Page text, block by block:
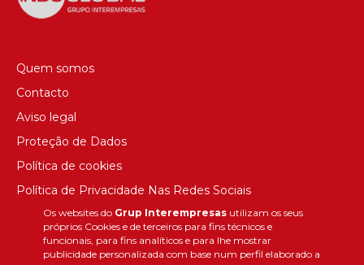
Os websites do Grup Interempresasutilizam os seus
próprios Cookies e de terceiros para fins técnicos e
funcionais, para fins analíticos e para lhe mostrar
publicidade personalizada com base num perfil elaborado a
Quem somos
Contacto
Aviso legal
Proteção de Dados
Política de cookies
Política de Privacidade Nas Redes Sociais
Canal de denúncias
Colaborações editoriais